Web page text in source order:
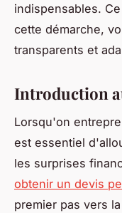
indispensables.
cette démarche,
transparents et
Introduction
Lorsqu'on
est essentiel
les surprises
obtenir un devis
premier pas vers